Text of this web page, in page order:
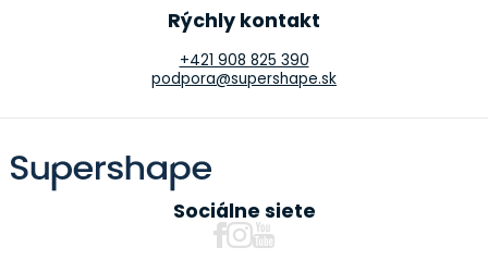
Rýchly kontakt
+421 908 825 390
podpora@supershape.sk
Sociálne siete